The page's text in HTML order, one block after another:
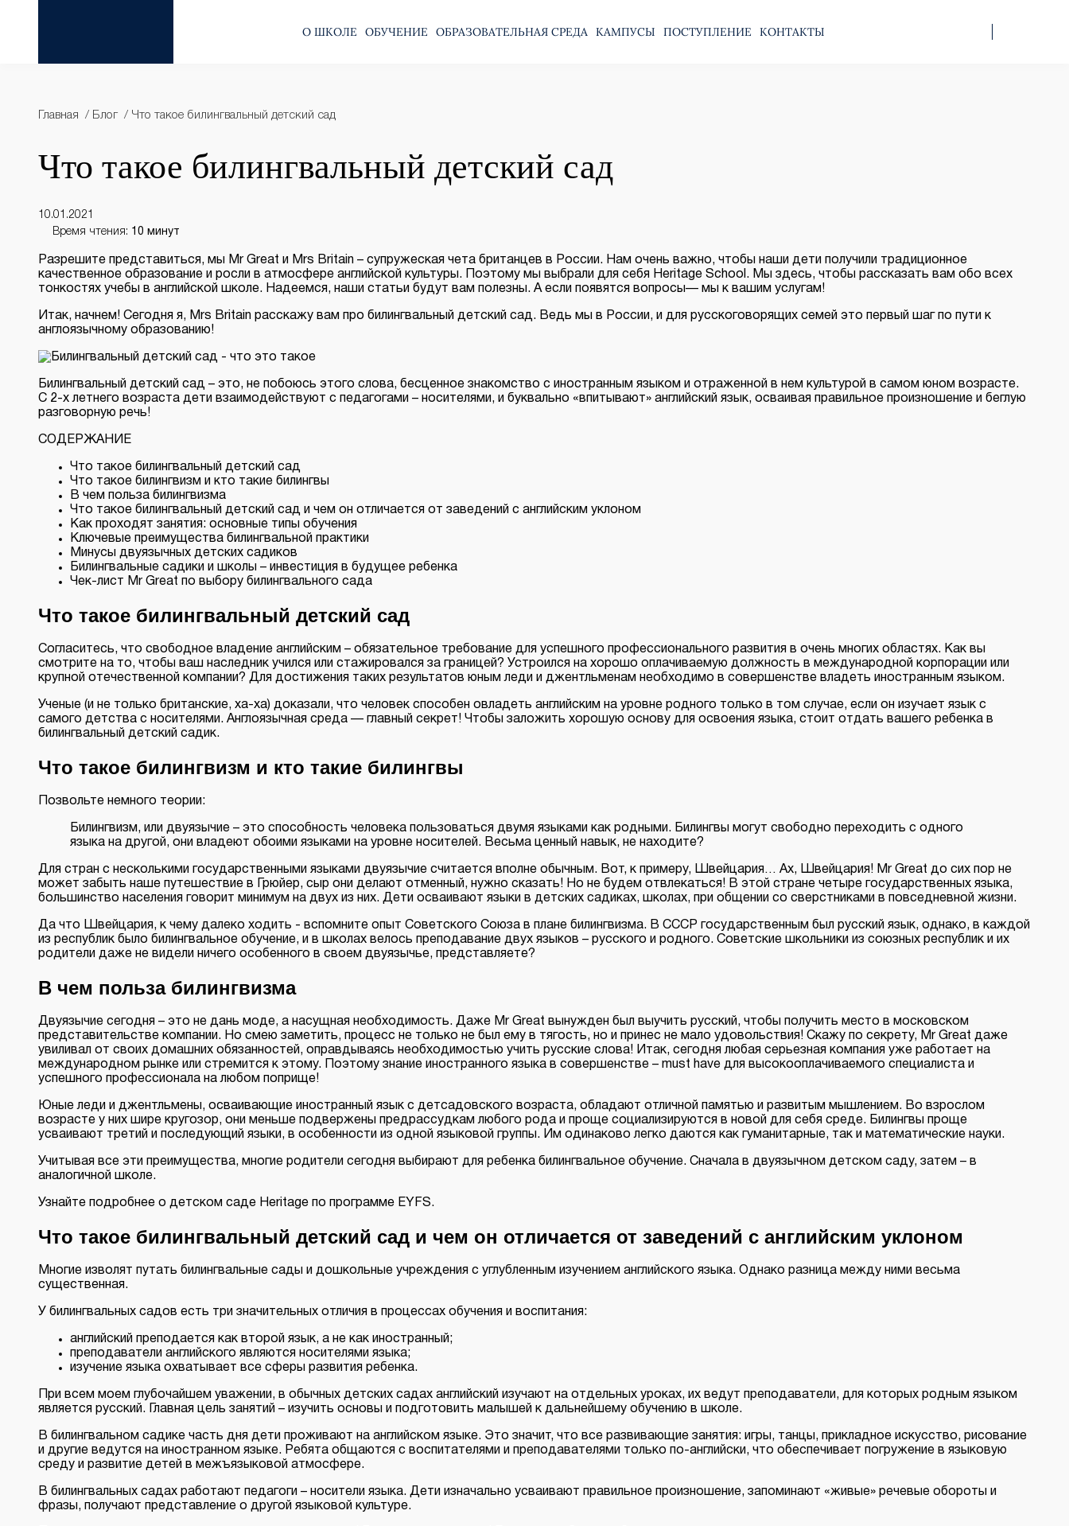
О ШКОЛЕ ОБУЧЕНИЕ ОБРАЗОВАТЕЛЬНАЯ СРЕДА КАМПУСЫ ПОСТУПЛЕНИЕ КОНТАКТЫ
Главная Блог Что такое билингвальный детский сад
Что такое билингвальный детский сад
10.01.2021
Время чтения: 10 минут
Разрешите представиться, мы Mr Great и Mrs Britain – супружеская чета британцев в России. Нам очень важно, чтобы наши дети получили традиционное
качественное образование и росли в атмосфере английской культуры. Поэтому мы выбрали для себя Heritage School. Мы здесь, чтобы рассказать вам обо всех
тонкостях учебы в английской школе. Надеемся, наши статьи будут вам полезны. А если появятся вопросы— мы к вашим услугам!
Итак, начнем! Сегодня я, Mrs Britain расскажу вам про билингвальный детский сад. Ведь мы в России, и для русскоговорящих семей это первый шаг по пути к
англоязычному образованию!
Билингвальный детский сад – это, не побоюсь этого слова, бесценное знакомство с иностранным языком и отраженной в нем культурой в самом юном возрасте.
C 2-х летнего возраста дети взаимодействуют с педагогами – носителями, и буквально «впитывают» английский язык, осваивая правильное произношение и беглую
разговорную речь!
СОДЕРЖАНИЕ
Что такое билингвальный детский сад
Что такое билингвизм и кто такие билингвы
В чем польза билингвизма
Что такое билингвальный детский сад и чем он отличается от заведений с английским уклоном
Как проходят занятия: основные типы обучения
Ключевые преимущества билингвальной практики
Минусы двуязычных детских садиков
Билингвальные садики и школы – инвестиция в будущее ребенка
Чек-лист Mr Great по выбору билингвального сада
Что такое билингвальный детский сад
Согласитесь, что свободное владение английским – обязательное требование для успешного профессионального развития в очень многих областях. Как вы
смотрите на то, чтобы ваш наследник учился или стажировался за границей? Устроился на хорошо оплачиваемую должность в международной корпорации или
крупной отечественной компании? Для достижения таких результатов юным леди и джентльменам необходимо в совершенстве владеть иностранным языком.
Ученые (и не только британские, ха-ха) доказали, что человек способен овладеть английским на уровне родного только в том случае, если он изучает язык с
самого детства с носителями. Англоязычная среда — главный секрет! Чтобы заложить хорошую основу для освоения языка, стоит отдать вашего ребенка в
билингвальный детский садик.
Что такое билингвизм и кто такие билингвы
Позвольте немного теории:
Билингвизм, или двуязычие – это способность человека пользоваться двумя языками как родными. Билингвы могут свободно переходить с одного
языка на другой, они владеют обоими языками на уровне носителей. Весьма ценный навык, не находите?
Для стран с несколькими государственными языками двуязычие считается вполне обычным. Вот, к примеру, Швейцария… Ах, Швейцария! Mr Great до сих пор не
может забыть наше путешествие в Грюйер, сыр они делают отменный, нужно сказать! Но не будем отвлекаться! В этой стране четыре государственных языка,
большинство населения говорит минимум на двух из них. Дети осваивают языки в детских садиках, школах, при общении со сверстниками в повседневной жизни.
Да что Швейцария, к чему далеко ходить - вспомните опыт Советского Союза в плане билингвизма. В СССР государственным был русский язык, однако, в каждой
из республик было билингвальное обучение, и в школах велось преподавание двух языков – русского и родного. Советские школьники из союзных республик и их
родители даже не видели ничего особенного в своем двуязычье, представляете?
В чем польза билингвизма
Двуязычие сегодня – это не дань моде, а насущная необходимость. Даже Mr Great вынужден был выучить русский, чтобы получить место в московском
представительстве компании. Но смею заметить, процесс не только не был ему в тягость, но и принес не мало удовольствия! Скажу по секрету, Mr Great даже
увиливал от своих домашних обязанностей, оправдываясь необходимостью учить русские слова! Итак, сегодня любая серьезная компания уже работает на
международном рынке или стремится к этому. Поэтому знание иностранного языка в совершенстве – must have для высокооплачиваемого специалиста и
успешного профессионала на любом поприще!
Юные леди и джентльмены, осваивающие иностранный язык с детсадовского возраста, обладают отличной памятью и развитым мышлением. Во взрослом
возрасте у них шире кругозор, они меньше подвержены предрассудкам любого рода и проще социализируются в новой для себя среде. Билингвы проще
усваивают третий и последующий языки, в особенности из одной языковой группы. Им одинаково легко даются как гуманитарные, так и математические науки.
Учитывая все эти преимущества, многие родители сегодня выбирают для ребенка билингвальное обучение. Сначала в двуязычном детском саду, затем – в
аналогичной школе.
Узнайте подробнее о детском саде Heritage по программе EYFS.
Что такое билингвальный детский сад и чем он отличается от заведений с английским уклоном
Многие изволят путать билингвальные сады и дошкольные учреждения с углубленным изучением английского языка. Однако разница между ними весьма
существенная.
У билингвальных садов есть три значительных отличия в процессах обучения и воспитания:
английский преподается как второй язык, а не как иностранный;
преподаватели английского являются носителями языка;
изучение языка охватывает все сферы развития ребенка.
При всем моем глубочайшем уважении, в обычных детских садах английский изучают на отдельных уроках, их ведут преподаватели, для которых родным языком
является русский. Главная цель занятий – изучить основы и подготовить малышей к дальнейшему обучению в школе.
В билингвальном садике часть дня дети проживают на английском языке. Это значит, что все развивающие занятия: игры, танцы, прикладное искусство, рисование
и другие ведутся на иностранном языке. Ребята общаются с воспитателями и преподавателями только по-английски, что обеспечивает погружение в языковую
среду и развитие детей в межъязыковой атмосфере.
В билингвальных садах работают педагоги – носители языка. Дети изначально усваивают правильное произношение, запоминают «живые» речевые обороты и
фразы, получают представление о другой языковой культуре.